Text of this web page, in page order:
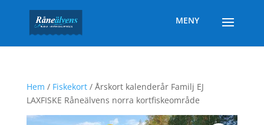
Hem / Fiskekort/ Årskort kalenderår Familj EJ
LAXFISKE Råneälvens norra kortfiskeområde